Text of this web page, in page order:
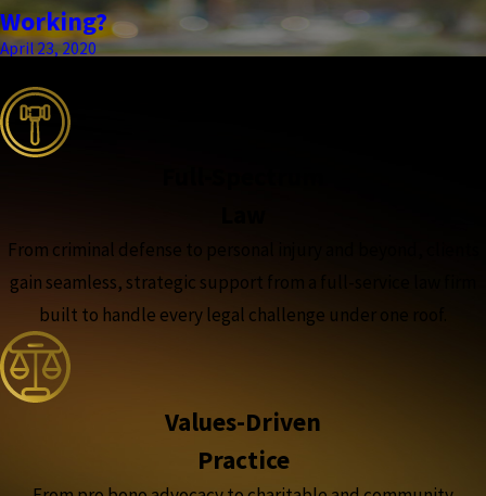
Working?
April 23, 2020
From criminal defense to personal injury and beyond, clients
gain seamless, strategic support from a full-service law firm
built to handle every legal challenge under one roof.
Values-Driven
Practice